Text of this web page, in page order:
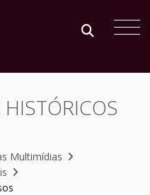
Multimídias